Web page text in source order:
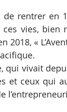
rentrer en
ces vies,
«
qui vivait
et ceux qui